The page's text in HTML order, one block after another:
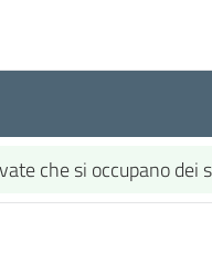
che si occupano